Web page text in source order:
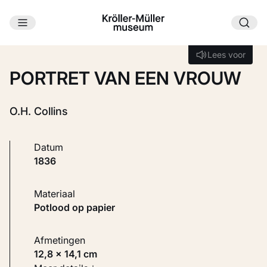
Ga naar hoofdinhoud
Lees voor
Lees voor
PORTRET VAN EEN VROUW
O.H. Collins
Datum
1836
Materiaal
Potlood op papier
Afmetingen
12,8 × 14,1 cm